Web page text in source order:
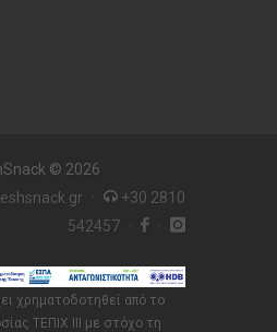
© 2026
·
+30 2810
542457 · ·
χρηματοδοτηθεί από το
ΤΕΠΙΧ ΙΙΙ με στόχο τη